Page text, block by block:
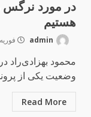
در مورد نرگس
هستیم
فوریه 8, 2019
محمود بهزادی‌راد
وضعیت یکی از
Read More